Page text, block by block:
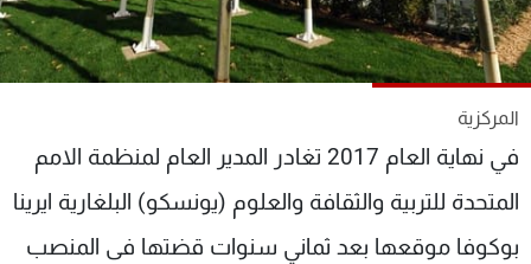
المركزية
في نهاية العام 2017 تغادر المدير العام لمنظمة الامم
المتحدة للتربية والثقافة والعلوم (يونسكو) البلغارية ايرينا
بوكوفا موقعها بعد ثماني سنوات قضتها فى المنصب
شاهد البرامج
الترددات
عن MTV
الإنـتـاج
تواصل معنا
سياسة الخصوصية